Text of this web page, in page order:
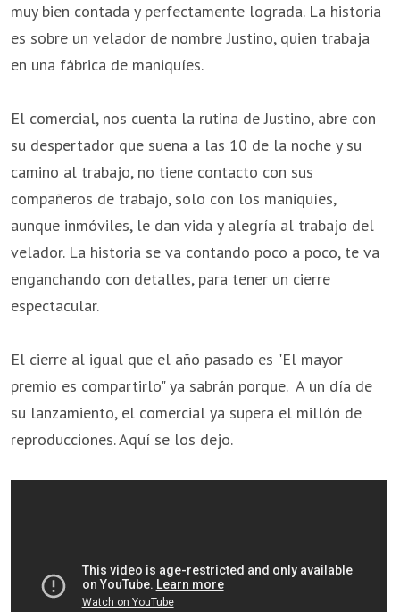
muy bien contada y perfectamente lograda. La historia
es sobre un velador de nombre Justino, quien trabaja
en una fábrica de maniquíes.
El comercial, nos cuenta la rutina de Justino, abre con
su despertador que suena a las 10 de la noche y su
camino al trabajo, no tiene contacto con sus
compañeros de trabajo, solo con los maniquíes,
aunque inmóviles, le dan vida y alegría al trabajo del
velador. La historia se va contando poco a poco, te va
enganchando con detalles, para tener un cierre
espectacular.
El cierre al igual que el año pasado es "El mayor
premio es compartirlo" ya sabrán porque. A un día de
su lanzamiento, el comercial ya supera el millón de
reproducciones. Aquí se los dejo.